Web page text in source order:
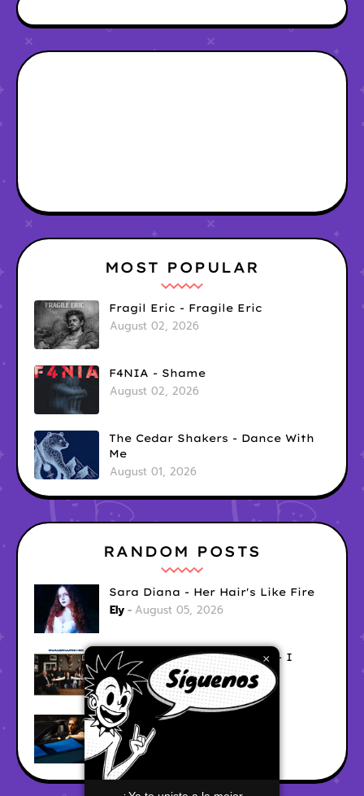
×
MOST POPULAR
Fragil Eric - Fragile Eric
August 02, 2026
F4NIA - Shame
August 02, 2026
The Cedar Shakers - Dance With
Me
August 01, 2026
RANDOM POSTS
Sara Diana - Her Hair's Like Fire
Ely August 05, 2026
Good Vibes Rollercoaster - I
Don't Care
Ely August 05, 2026
Hyperwulf - FaceTime
Ely August 04, 2026